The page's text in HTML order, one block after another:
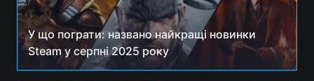
У що пограти: названо найкращі новинки
Steam у серпні 2025 року